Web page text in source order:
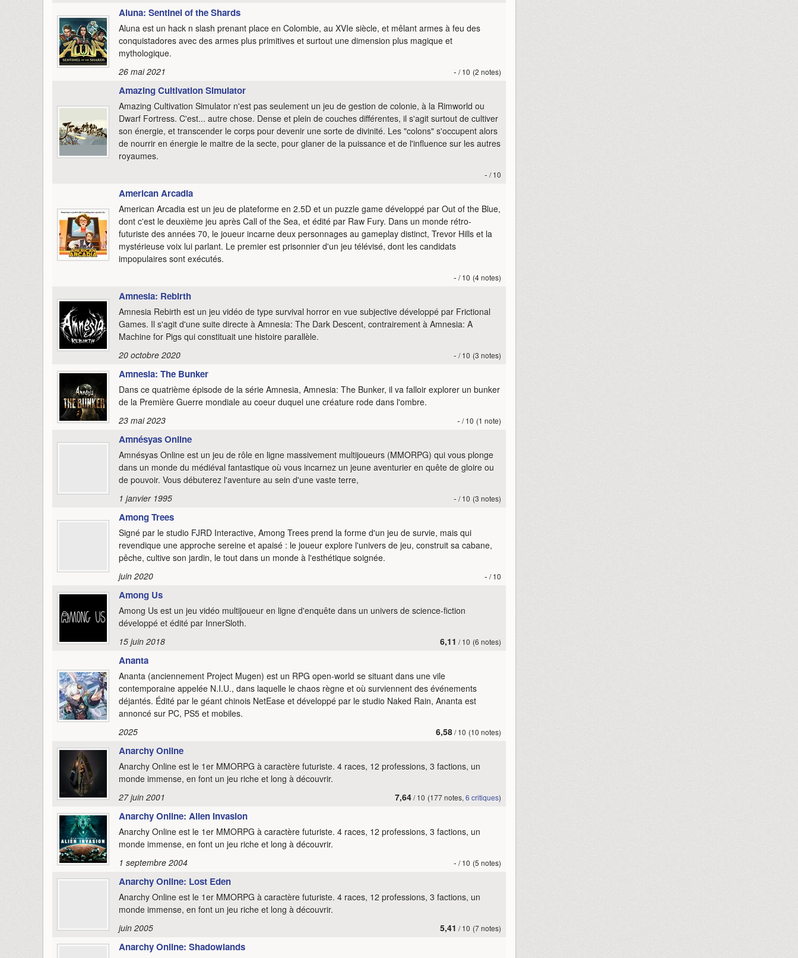
Aluna: Sentinel of the Shards
Aluna est un hack n slash prenant place en Colombie, au XVIe siècle, et mêlant armes à feu des
conquistadores avec des armes plus primitives et surtout une dimension plus magique et
mythologique.
26 mai 2021
- / 10 (2 notes)
Amazing Cultivation Simulator
Amazing Cultivation Simulator n'est pas seulement un jeu de gestion de colonie, à la Rimworld ou
Dwarf Fortress. C'est... autre chose. Dense et plein de couches différentes, il s'agit surtout de cultiver
son énergie, et transcender le corps pour devenir une sorte de divinité. Les "colons" s'occupent alors
de nourrir en énergie le maitre de la secte, pour glaner de la puissance et de l'influence sur les autres
royaumes.
- / 10
American Arcadia
American Arcadia est un jeu de plateforme en 2.5D et un puzzle game développé par Out of the Blue,
dont c'est le deuxième jeu après Call of the Sea, et édité par Raw Fury. Dans un monde rétro-
futuriste des années 70, le joueur incarne deux personnages au gameplay distinct, Trevor Hills et la
mystérieuse voix lui parlant. Le premier est prisonnier d'un jeu télévisé, dont les candidats
impopulaires sont exécutés.
- / 10 (4 notes)
Amnesia: Rebirth
Amnesia Rebirth est un jeu vidéo de type survival horror en vue subjective développé par Frictional
Games. Il s'agit d'une suite directe à Amnesia: The Dark Descent, contrairement à Amnesia: A
Machine for Pigs qui constituait une histoire parallèle.
20 octobre 2020
- / 10 (3 notes)
Amnesia: The Bunker
Dans ce quatrième épisode de la série Amnesia, Amnesia: The Bunker, il va falloir explorer un bunker
de la Première Guerre mondiale au coeur duquel une créature rode dans l'ombre.
23 mai 2023
- / 10 (1 note)
Amnésyas Online
Amnésyas Online est un jeu de rôle en ligne massivement multijoueurs (MMORPG) qui vous plonge
dans un monde du médiéval fantastique où vous incarnez un jeune aventurier en quête de gloire ou
de pouvoir. Vous débuterez l'aventure au sein d'une vaste terre,
1 janvier 1995
- / 10 (3 notes)
Among Trees
Signé par le studio FJRD Interactive, Among Trees prend la forme d'un jeu de survie, mais qui
revendique une approche sereine et apaisé : le joueur explore l'univers de jeu, construit sa cabane,
pêche, cultive son jardin, le tout dans un monde à l'esthétique soignée.
juin 2020
- / 10
Among Us
Among Us est un jeu vidéo multijoueur en ligne d'enquête dans un univers de science-fiction
développé et édité par InnerSloth.
15 juin 2018
6,11 / 10 (6 notes)
Ananta
Ananta (anciennement Project Mugen) est un RPG open-world se situant dans une vile
contemporaine appelée N.I.U., dans laquelle le chaos règne et où surviennent des événements
déjantés. Édité par le géant chinois NetEase et développé par le studio Naked Rain, Ananta est
annoncé sur PC, PS5 et mobiles.
2025
6,58/ 10 (10 notes)
Anarchy Online
Anarchy Online est le 1er MMORPG à caractère futuriste. 4 races, 12 professions, 3 factions, un
monde immense, en font un jeu riche et long à découvrir.
27 juin 2001
7,64/ 10 (177 notes, 6 critiques)
Anarchy Online: Alien Invasion
Anarchy Online est le 1er MMORPG à caractère futuriste. 4 races, 12 professions, 3 factions, un
monde immense, en font un jeu riche et long à découvrir.
1 septembre 2004
- / 10 (5 notes)
Anarchy Online: Lost Eden
Anarchy Online est le 1er MMORPG à caractère futuriste. 4 races, 12 professions, 3 factions, un
monde immense, en font un jeu riche et long à découvrir.
juin 2005
5,41 / 10 (7 notes)
Anarchy Online: Shadowlands